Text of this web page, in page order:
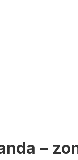
–